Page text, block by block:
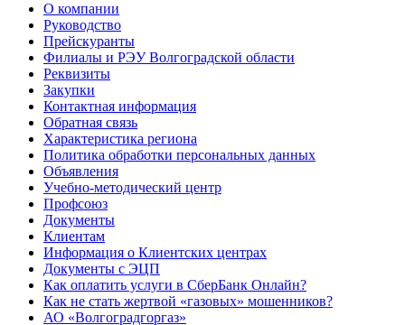
О компании
Руководство
Прейскуранты
Филиалы и РЭУ Волгоградской области
Реквизиты
Закупки
Контактная информация
Обратная связь
Характеристика региона
Политика обработки персональных данных
Oбъявления
Учебно-методический центр
Профсоюз
Документы
Клиентам
Информация о Клиентских центрах
Документы с ЭЦП
Как оплатить услуги в СберБанк Онлайн?
Как не стать жертвой «газовых» мошенников?
АО «Волгоградгоргаз»